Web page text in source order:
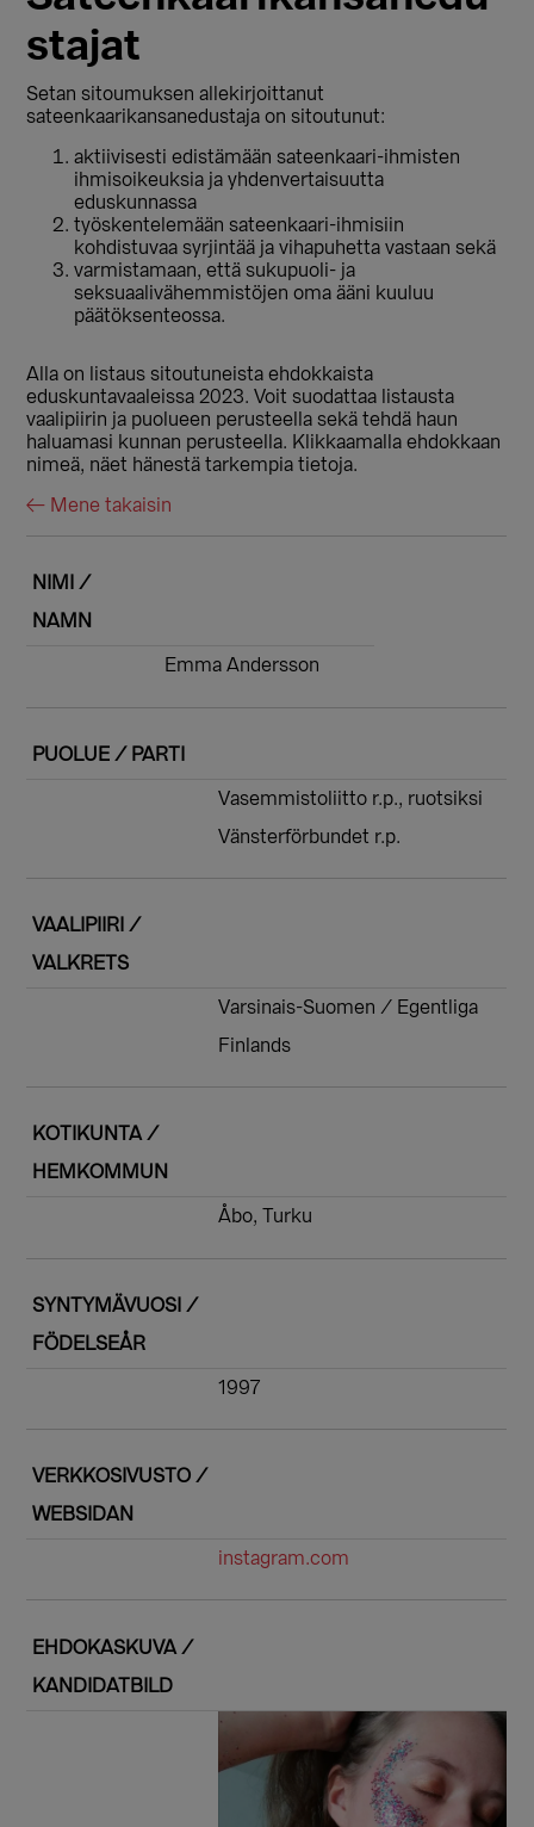
stajat
Setan sitoumuksen allekirjoittanut
sateenkaarikansanedustaja on sitoutunut:
aktiivisesti edistämään sateenkaari-ihmisten
ihmisoikeuksia ja yhdenvertaisuutta
eduskunnassa
työskentelemään sateenkaari-ihmisiin
kohdistuvaa syrjintää ja vihapuhetta vastaan sekä
varmistamaan, että sukupuoli- ja
seksuaalivähemmistöjen oma ääni kuuluu
päätöksenteossa.
Alla on listaus sitoutuneista ehdokkaista
eduskuntavaaleissa 2023. Voit suodattaa listausta
vaalipiirin ja puolueen perusteella sekä tehdä haun
haluamasi kunnan perusteella. Klikkaamalla ehdokkaan
nimeä, näet hänestä tarkempia tietoja.
← Mene takaisin
NIMI /
NAMN
Emma Andersson
PUOLUE / PARTI
Vasemmistoliitto r.p., ruotsiksi
Vänsterförbundet r.p.
VAALIPIIRI /
VALKRETS
Varsinais-Suomen / Egentliga
Finlands
KOTIKUNTA /
HEMKOMMUN
Åbo, Turku
SYNTYMÄVUOSI /
FÖDELSEÅR
1997
VERKKOSIVUSTO /
WEBSIDAN
instagram.com
EHDOKASKUVA /
KANDIDATBILD